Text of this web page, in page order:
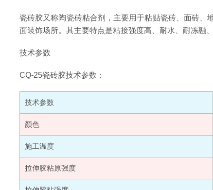
瓷砖胶又称陶瓷砖粘合剂，主要用于粘贴瓷砖、面砖、
面装饰场所。其主要特点是粘接强度高、耐水、耐冻融
技术参数
CQ-25瓷砖胶技术参数：
技术参数
颜色
施工温度
拉伸胶粘原强度